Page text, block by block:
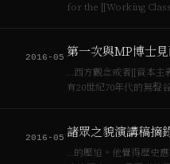
for the [[Working
2016-05 第一次與MP博士
…西方觀念或者[[資本主
有20世紀70年代的無聲
一樣的。 這說不通…
2016-05
…的壓迫。他覺得歷史